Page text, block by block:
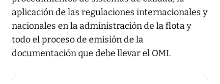
aplicación de las regulaciones internacionales y
nacionales en la administración de la flota y
todo el proceso de emisión de la
documentación que debe llevar el OMI.